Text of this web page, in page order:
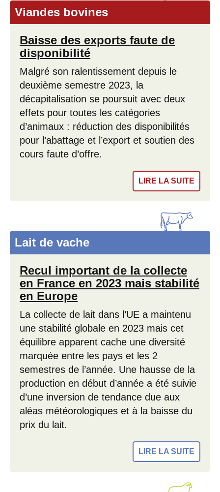
Viandes bovines
Baisse des exports faute de
disponibilité
Malgré son ralentissement depuis le
deuxième semestre 2023, la
décapitalisation se poursuit avec deux
effets pour toutes les catégories
d’animaux : réduction des disponibilités
pour l’abattage et l’export et soutien des
cours faute d’offre.
LIRE LA SUITE
Lait de vache
Recul important de la collecte
en France en 2023 mais stabilité
en Europe
La collecte de lait dans l’UE a maintenu
une stabilité globale en 2023 mais cet
équilibre apparent cache une diversité
marquée entre les pays et les 2
semestres de l’année. Une hausse de la
production en début d’année a été suivie
d’une inversion de tendance due aux
aléas météorologiques et à la baisse du
prix du lait.
LIRE LA SUITE